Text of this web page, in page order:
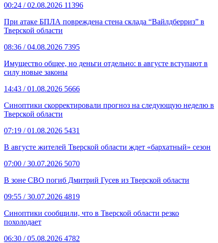
00:24 / 02.08.2026 11396
При атаке БПЛА повреждена стена склада “Вайлдберриз” в
Тверской области
08:36 / 04.08.2026 7395
Имущество общее, но деньги отдельно: в августе вступают в
силу новые законы
14:43 / 01.08.2026 5666
Синоптики скорректировали прогноз на следующую неделю в
Тверской области
07:19 / 01.08.2026 5431
В августе жителей Тверской области ждет «бархатный» сезон
07:00 / 30.07.2026 5070
В зоне СВО погиб Дмитрий Гусев из Тверской области
09:55 / 30.07.2026 4819
Синоптики сообщили, что в Тверской области резко
похолодает
06:30 / 05.08.2026 4782